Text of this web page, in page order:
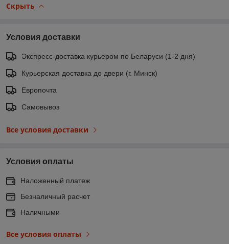
Скрыть
Условия доставки
Экспресс-доставка курьером по Беларуси (1-2 дня)
Курьерская доставка до двери (г. Минск)
Европочта
Самовывоз
Все условия доставки
Условия оплаты
Наложенный платеж
Безналичный расчет
Наличными
Все условия оплаты